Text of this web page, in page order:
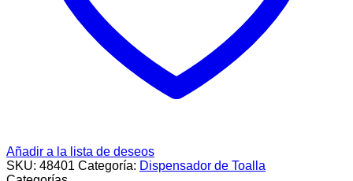
Añadir a la lista de deseos
SKU: 48401 Categoría: Dispensador de Toalla